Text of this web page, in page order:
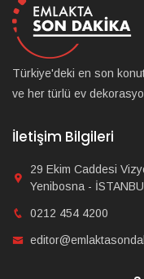
Türkiye'deki en son
ve her türlü ev
İletişim Bilgileri
29 Ekim Caddesi
Yenibosna -
0212 454 4200